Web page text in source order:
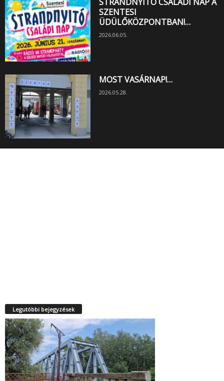
STRANDNYITÓ CSALÁDI NAP A
SZENTESI
ÜDÜLŐKÖZPONTBAN!…
2026.06.05.
MOST VASÁRNAP!…
2026.05.28.
Legutóbbi bejegyzések